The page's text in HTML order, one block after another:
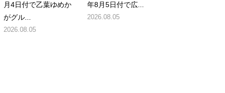
月4日付で乙葉ゆめか
がグル...
2026.08.05
年8月5日付で広...
2026.08.05